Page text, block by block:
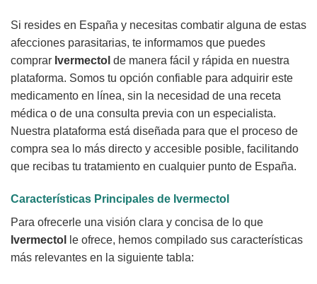
Si resides en España y necesitas combatir alguna de estas
afecciones parasitarias, te informamos que puedes
comprar Ivermectol de manera fácil y rápida en nuestra
plataforma. Somos tu opción confiable para adquirir este
medicamento en línea, sin la necesidad de una receta
médica o de una consulta previa con un especialista.
Nuestra plataforma está diseñada para que el proceso de
compra sea lo más directo y accesible posible, facilitando
que recibas tu tratamiento en cualquier punto de España.
Características Principales de Ivermectol
Para ofrecerle una visión clara y concisa de lo que
Ivermectol
le ofrece, hemos compilado sus características
más relevantes en la siguiente tabla: